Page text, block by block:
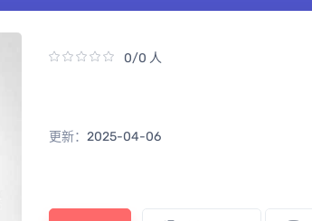
0/0 人
更新： 2025-04-06